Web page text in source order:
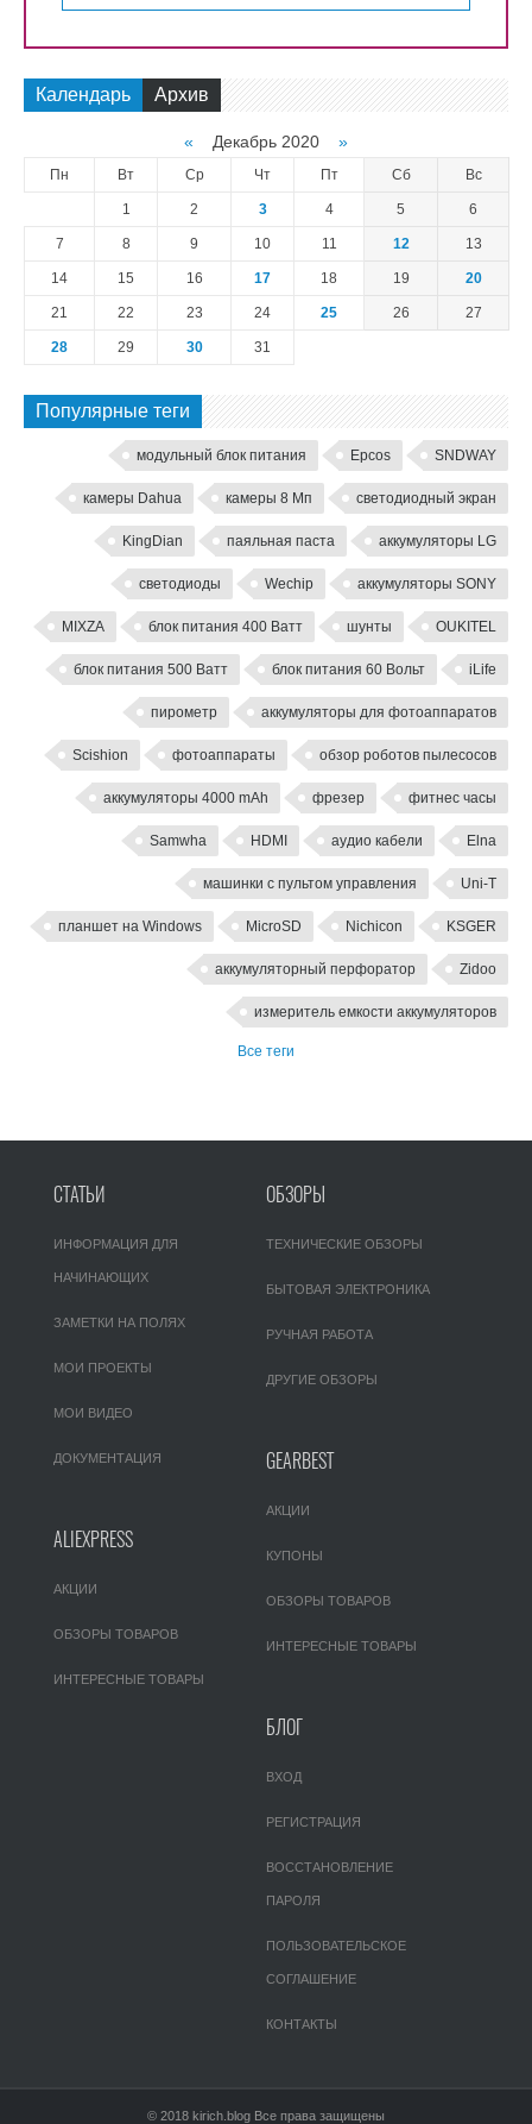
Календарь Архив
« Декабрь 2020 »
Пн Вт Ср Чт Пт Сб Вс
1 2 3 4 5 6
7 8 9 10 11 12 13
14 15 16 17 18 19 20
21 22 23 24 25 26 27
28 29 30 31
Популярные теги
модульный блок питания Epcos SNDWAY
камеры Dahua камеры 8 Мп светодиодный экран
KingDian паяльная паста аккумуляторы LG
светодиоды Wechip аккумуляторы SONY
MIXZA блок питания 400 Ватт шунты OUKITEL
блок питания 500 Ватт блок питания 60 Вольт iLife
пирометр аккумуляторы для фотоаппаратов
Scishion фотоаппараты обзор роботов пылесосов
аккумуляторы 4000 mAh фрезер фитнес часы
Samwha HDMI аудио кабели Elna
машинки с пультом управления Uni-T
планшет на Windows MicroSD Nichicon KSGER
аккумуляторный перфоратор Zidoo
измеритель емкости аккумуляторов
Все теги
СТАТЬИ
ИНФОРМАЦИЯ ДЛЯ
НАЧИНАЮЩИХ
ЗАМЕТКИ НА ПОЛЯХ
МОИ ПРОЕКТЫ
МОИ ВИДЕО
ДОКУМЕНТАЦИЯ
ОБЗОРЫ
ТЕХНИЧЕСКИЕ ОБЗОРЫ
БЫТОВАЯ ЭЛЕКТРОНИКА
РУЧНАЯ РАБОТА
ДРУГИЕ ОБЗОРЫ
GEARBEST
АКЦИИ
КУПОНЫ
ОБЗОРЫ ТОВАРОВ
ИНТЕРЕСНЫЕ ТОВАРЫ
ALIEXPRESS
АКЦИИ
ОБЗОРЫ ТОВАРОВ
ИНТЕРЕСНЫЕ ТОВАРЫ
БЛОГ
ВХОД
РЕГИСТРАЦИЯ
ВОССТАНОВЛЕНИЕ
ПАРОЛЯ
ПОЛЬЗОВАТЕЛЬСКОЕ
СОГЛАШЕНИЕ
КОНТАКТЫ
© 2018 kirich.blog Все права защищены